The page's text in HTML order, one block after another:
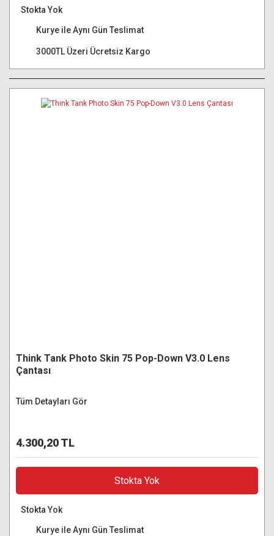
Stokta Yok
Kurye ile Aynı Gün Teslimat
3000TL Üzeri Ücretsiz Kargo
Think Tank Photo Skin 75 Pop-Down V3.0 Lens
Çantası
Tüm Detayları Gör
4.300,20 TL
Stokta Yok
Stokta Yok
Kurye ile Aynı Gün Teslimat